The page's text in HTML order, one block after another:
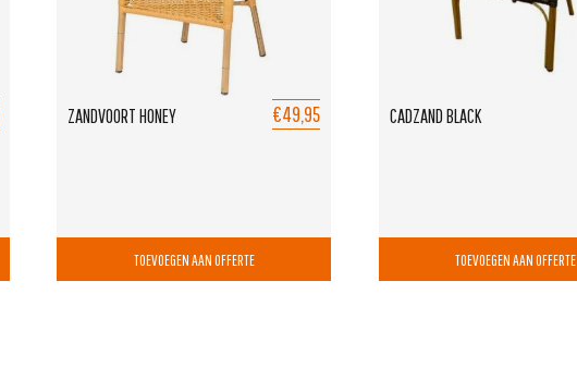
ZANDVOORT HONEY €49,95
TOEVOEGEN AAN OFFERTE
CADZAND BLACK
TOEVOEGEN AAN OFFERTE